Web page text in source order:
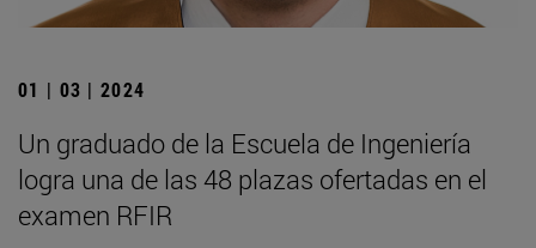
01 | 03 | 2024
Un graduado de la Escuela de Ingeniería
logra una de las 48 plazas ofertadas en el
examen RFIR